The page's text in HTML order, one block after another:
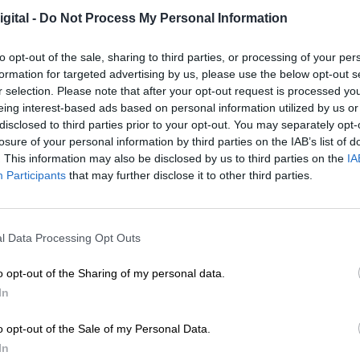
- Do Not Process My Personal Information
opt-out of the sale, sharing to third parties, or processing of your
for targeted advertising by us, please use the below opt-out
selection. Please note that after your opt-out request is processed
interest-based ads based on personal information utilized by us
to third parties prior to your opt-out. You may separately
of your personal information by third parties on the IAB’s list of
This information may also be disclosed by us to third parties on the
Participants that may further disclose it to other third parties.
Data Processing Opt Outs
opt-out of the Sharing of my personal data.
opt-out of the Sale of my Personal Data.
países miembros de la Unión Europea
la amnistía.
ni constitucional, la existencia de una
y otra autonómica compuesta por los otros
se manifestó al poner sobre la mesa elriesgo
española que pueda ser una vía expedita
se esta produciendo en otros miembros
había perdido su esencia de partido
hasta dónde alcanzaba la responsabilidad
que el colectivo Fernando de los
, con vocación de centro izquierda para
la convivencia democrática y el
presentes hicieron suyo el documento: